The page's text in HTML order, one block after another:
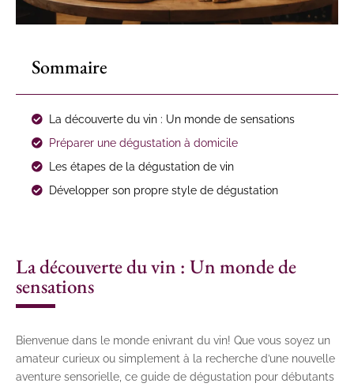
Sommaire
La découverte du vin : Un monde de sensations
Préparer une dégustation à domicile
Les étapes de la dégustation de vin
Développer son propre style de dégustation
La découverte du vin : Un monde de
sensations
Bienvenue dans le monde enivrant du vin! Que vous soyez un
amateur curieux ou simplement à la recherche d’une nouvelle
aventure sensorielle, ce guide de dégustation pour débutants